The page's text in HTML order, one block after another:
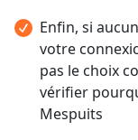
Enfin, si
votre
pas le choix
vérifier
Mespuits